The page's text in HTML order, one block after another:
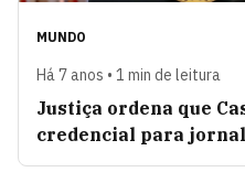
MUNDO
Há 7 anos • 1 min de leitura
Justiça ordena que
credencial para